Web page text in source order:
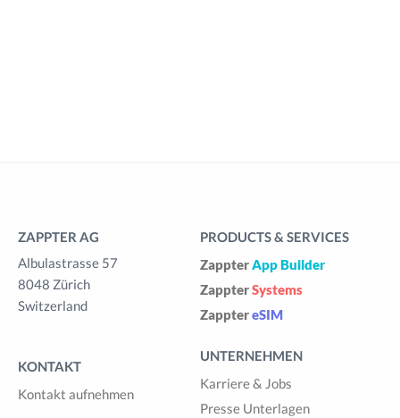
ZAPPTER AG
Albulastrasse 57
8048 Zürich
Switzerland
KONTAKT
Kontakt aufnehmen
PRODUCTS & SERVICES
ZappterApp Builder
ZappterSystems
ZapptereSIM
UNTERNEHMEN
Karriere & Jobs
Presse Unterlagen